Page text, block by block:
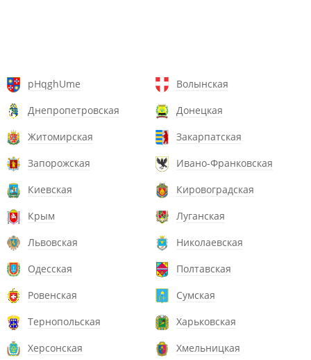
pHqghUme
Волынская
Днепропетровская
Донецкая
Житомирская
Закарпатская
Запорожская
Ивано-Франковская
Киевская
Кировоградская
Крым
Луганская
Львовская
Николаевская
Одесская
Полтавская
Ровенская
Сумская
Тернопольская
Харьковская
Херсонская
Хмельницкая